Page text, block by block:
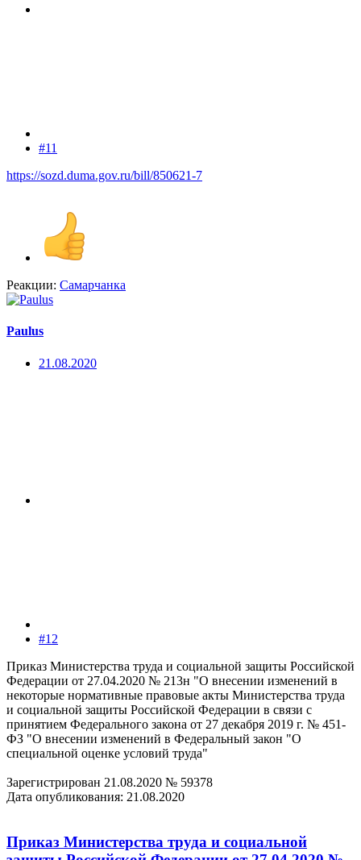
#11
https://sozd.duma.gov.ru/bill/850621-7
Реакции: Самарчанка
Paulus
21.08.2020
#12
Приказ Министерства труда и социальной защиты Российской
Федерации от 27.04.2020 № 213н "О внесении изменений в
некоторые нормативные правовые акты Министерства труда
и социальной защиты Российской Федерации в связи с
принятием Федерального закона от 27 декабря 2019 г. № 451-
ФЗ "О внесении изменений в Федеральный закон "О
специальной оценке условий труда"
Зарегистрирован 21.08.2020 № 59378
Дата опубликования: 21.08.2020
Приказ Министерства труда и социальной